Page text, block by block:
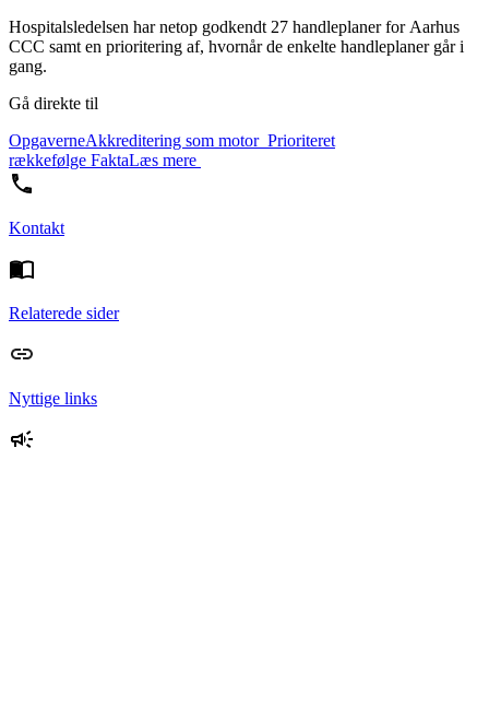
Hospitalsledelsen har netop godkendt 27 handleplaner for Aarhus
CCC samt en prioritering af, hvornår de enkelte handleplaner går i
gang.
Gå direkte til
OpgaverneAkkreditering som motor Prioriteret
rækkefølge FaktaLæs mere
Kontakt
Relaterede sider
Nyttige links